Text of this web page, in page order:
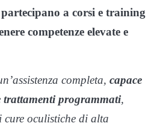
a corsi e training
competenze elevate e
completa, capace
trattamenti programmati,
oculistiche di alta